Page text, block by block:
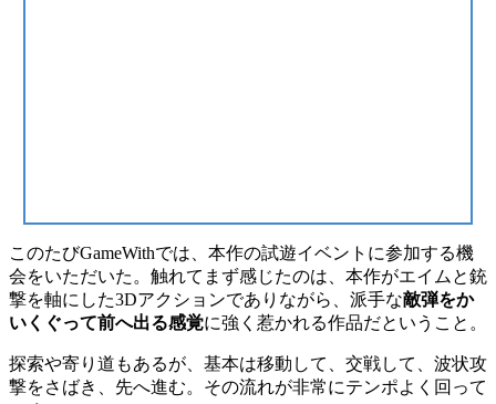
このたびGameWithでは、本作の試遊イベントに参加する機
会をいただいた。触れてまず感じたのは、本作がエイムと銃
撃を軸にした3Dアクションでありながら、派手な敵弾をか
いくぐって前へ出る感覚に強く惹かれる作品だということ。
探索や寄り道もあるが、基本は移動して、交戦して、波状攻
撃をさばき、先へ進む。その流れが非常にテンポよく回って